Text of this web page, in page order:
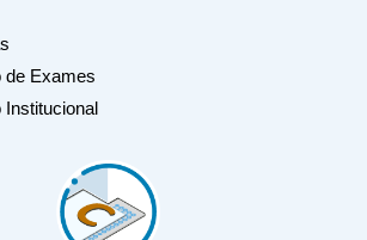
de Exames
Institucional